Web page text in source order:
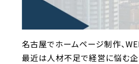
名古屋でホームページ制作、
最近は人材不足で経営に悩む企